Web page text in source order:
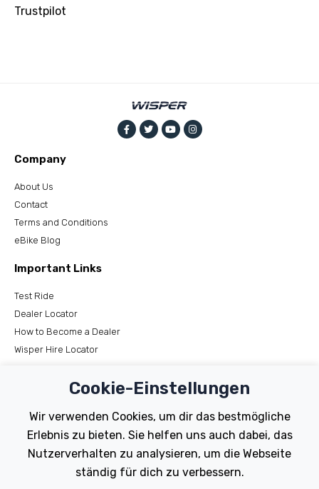
Trustpilot
Company
About Us
Contact
Terms and Conditions
eBike Blog
Important Links
Test Ride
Dealer Locator
How to Become a Dealer
Wisper Hire Locator
FAQs
Manuals
Tutorials
Cookie-Einstellungen
Wir verwenden Cookies, um dir das bestmögliche
Erlebnis zu bieten. Sie helfen uns auch dabei, das
Nutzerverhalten zu analysieren, um die Webseite
ständig für dich zu verbessern.